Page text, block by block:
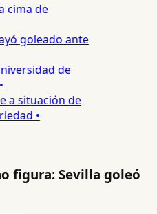
cima de
goleado ante
de
a situación de
•
figura: Sevilla goleó